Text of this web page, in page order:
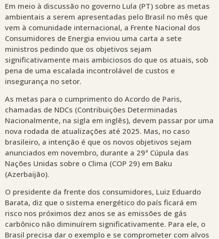
Em meio à discussão no governo Lula (PT) sobre as metas
ambientais a serem apresentadas pelo Brasil no mês que
vem à comunidade internacional, a Frente Nacional dos
Consumidores de Energia enviou uma carta a sete
ministros pedindo que os objetivos sejam
significativamente mais ambiciosos do que os atuais, sob
pena de uma escalada incontrolável de custos e
insegurança no setor.
As metas para o cumprimento do Acordo de Paris,
chamadas de NDCs (Contribuições Determinadas
Nacionalmente, na sigla em inglês), devem passar por uma
nova rodada de atualizações até 2025. Mas, no caso
brasileiro, a intenção é que os novos objetivos sejam
anunciados em novembro, durante a 29ª Cúpula das
Nações Unidas sobre o Clima (COP 29) em Baku
(Azerbaijão).
O presidente da frente dos consumidores, Luiz Eduardo
Barata, diz que o sistema energético do país ficará em
risco nos próximos dez anos se as emissões de gás
carbônico não diminuírem significativamente. Para ele, o
Brasil precisa dar o exemplo e se comprometer com alvos